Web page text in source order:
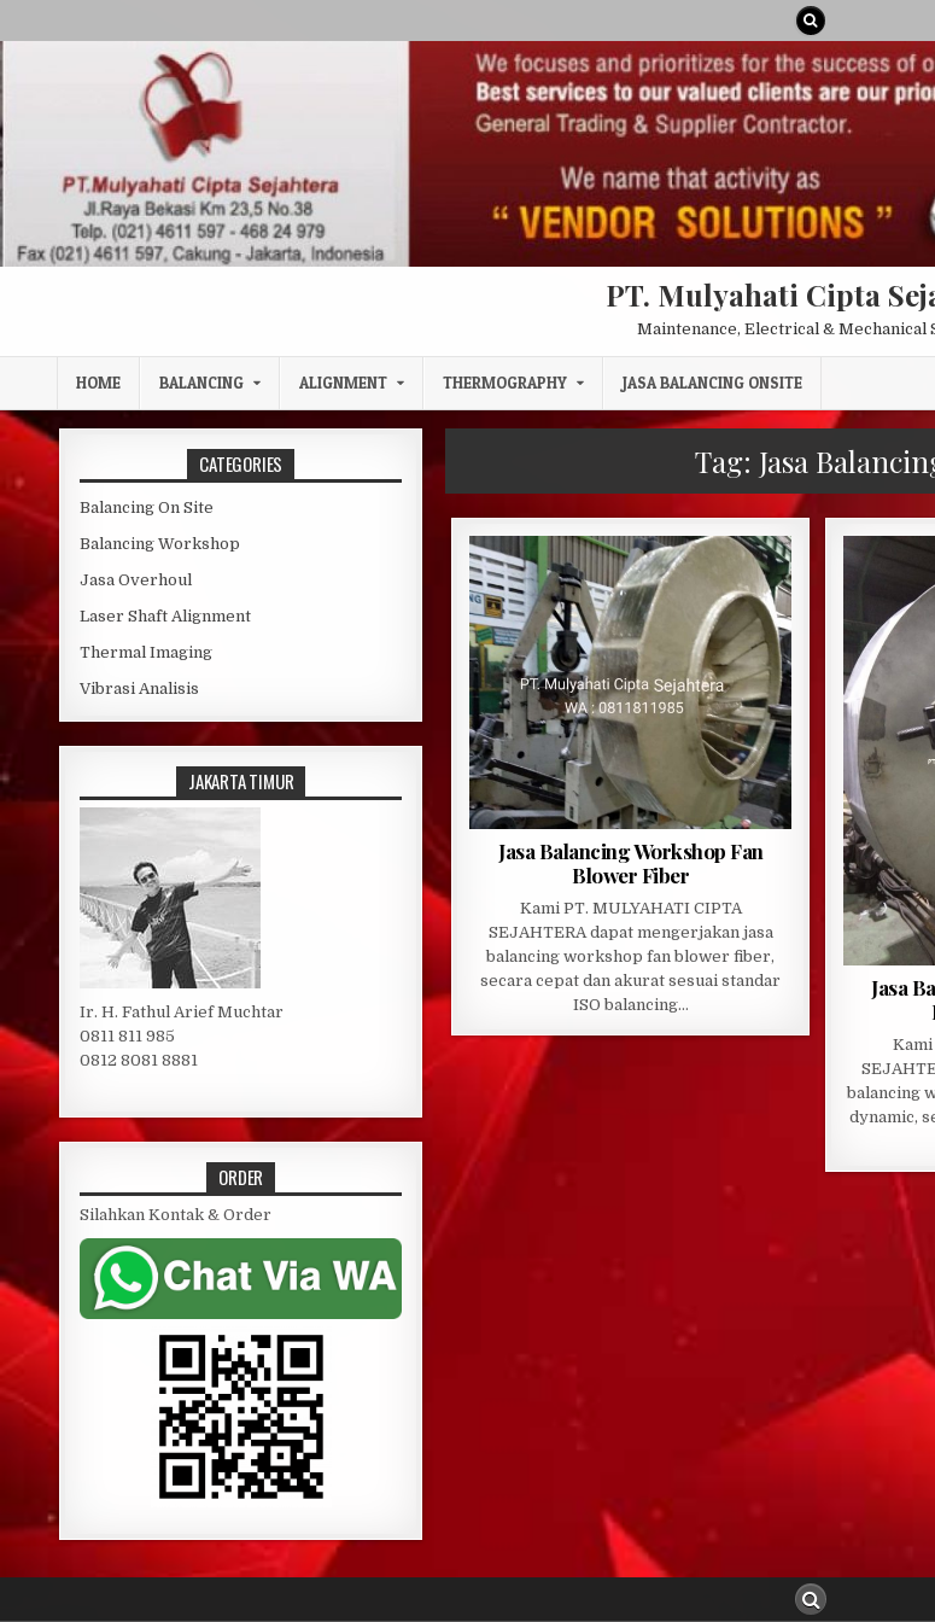
PT. Mulyahati Cipta
Maintenance, Electrical & Mechanical
HOME BALANCING ALIGNMENT THERMOGRAPHY JASA BALANCING ONSITE
Tag: Jasa
Jasa Balancing Workshop Fan
Blower Fiber
Kami PT. MULYAHATI CIPTA
SEJAHTERA dapat mengerjakan jasa
balancing workshop fan blower fiber,
secara cepat dan akurat sesuai standar
ISO balancing…
Jasa
Kami
balancing
dynamic,
CATEGORIES
Balancing On Site
Balancing Workshop
Jasa Overhoul
Laser Shaft Alignment
Thermal Imaging
Vibrasi Analisis
JAKARTA TIMUR
Ir. H. Fathul Arief Muchtar
0811 811 985
0812 8081 8881
ORDER
Silahkan Kontak & Order